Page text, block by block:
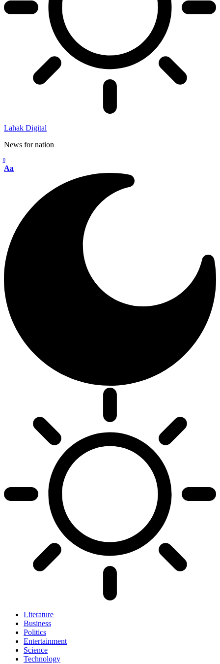
Lahak Digital
News for nation
0
Aa
Literature
Business
Politics
Entertainment
Science
Technology